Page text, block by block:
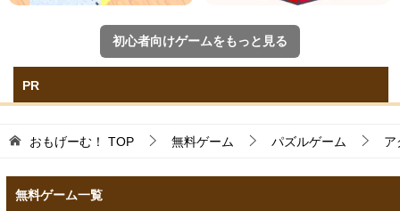
初心者向けゲームをもっと見る
PR
おもげーむ！ TOP 無料ゲーム パズルゲーム ア
無料ゲーム一覧